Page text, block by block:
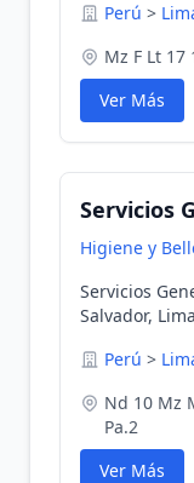
Perú >
Mz F Lt 17
Ver Más
Servicios
Higiene y
Servicios
Salvador,
Perú >
Nd 10 Mz
Pa.2
Ver Más